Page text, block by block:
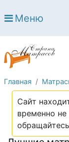
Open
Open
Кровати
Open
OpenДиваны
Open
OpenМебель
Меню
Главная
Сайт
временно